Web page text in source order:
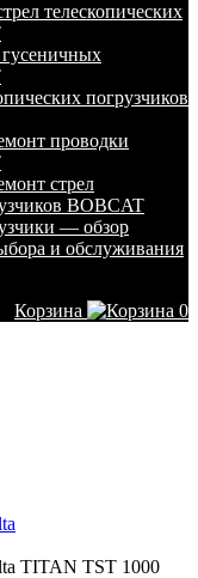
телескопических
погрузчиков
проводки
стрел
BOBCAT
— обзор
и обслуживания
Корзина
0
TITAN TST 1000